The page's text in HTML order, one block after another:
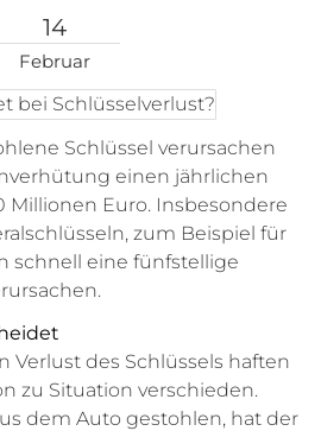
14
Februar
Schlüssel verursachen
einen jährlichen
Millionen Euro. Insbesondere
zum Beispiel für
schnell eine fünfstellige
Verlust des Schlüssels haften
zu Situation verschieden.
dem Auto gestohlen, hat der